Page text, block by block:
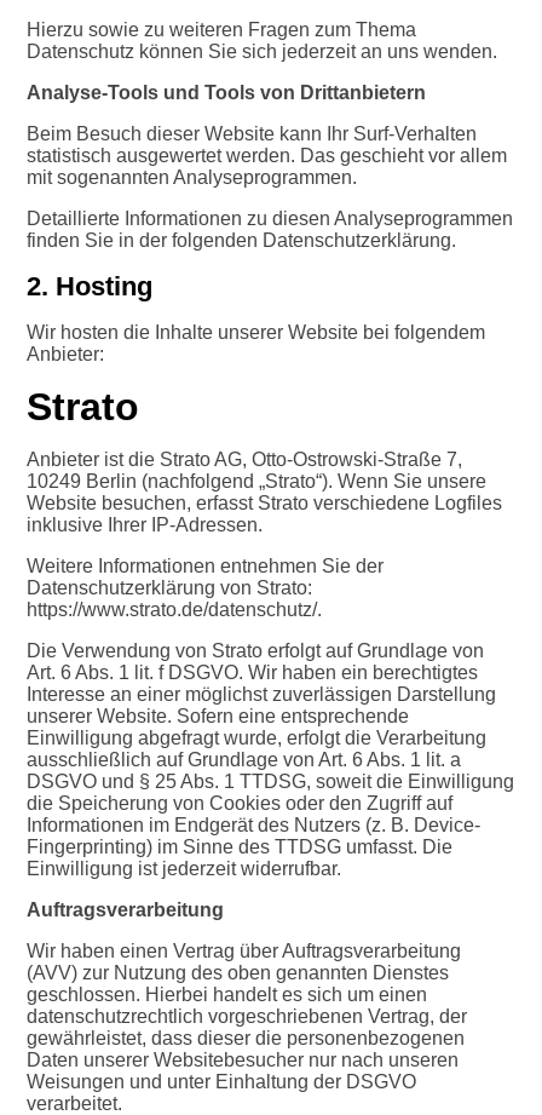
Hierzu sowie zu weiteren Fragen zum Thema
Datenschutz können Sie sich jederzeit an uns wenden.
Analyse-Tools und Tools von Drittanbietern
Beim Besuch dieser Website kann Ihr Surf-Verhalten
statistisch ausgewertet werden. Das geschieht vor allem
mit sogenannten Analyseprogrammen.
Detaillierte Informationen zu diesen Analyseprogrammen
finden Sie in der folgenden Datenschutzerklärung.
2. Hosting
Wir hosten die Inhalte unserer Website bei folgendem
Anbieter:
Strato
Anbieter ist die Strato AG, Otto-Ostrowski-Straße 7,
10249 Berlin (nachfolgend „Strato“). Wenn Sie unsere
Website besuchen, erfasst Strato verschiedene Logfiles
inklusive Ihrer IP-Adressen.
Weitere Informationen entnehmen Sie der
Datenschutzerklärung von Strato:
https://www.strato.de/datenschutz/.
Die Verwendung von Strato erfolgt auf Grundlage von
Art. 6 Abs. 1 lit. f DSGVO. Wir haben ein berechtigtes
Interesse an einer möglichst zuverlässigen Darstellung
unserer Website. Sofern eine entsprechende
Einwilligung abgefragt wurde, erfolgt die Verarbeitung
ausschließlich auf Grundlage von Art. 6 Abs. 1 lit. a
DSGVO und § 25 Abs. 1 TTDSG, soweit die Einwilligung
die Speicherung von Cookies oder den Zugriff auf
Informationen im Endgerät des Nutzers (z. B. Device-
Fingerprinting) im Sinne des TTDSG umfasst. Die
Einwilligung ist jederzeit widerrufbar.
Auftragsverarbeitung
Wir haben einen Vertrag über Auftragsverarbeitung
(AVV) zur Nutzung des oben genannten Dienstes
geschlossen. Hierbei handelt es sich um einen
datenschutzrechtlich vorgeschriebenen Vertrag, der
gewährleistet, dass dieser die personenbezogenen
Daten unserer Websitebesucher nur nach unseren
Weisungen und unter Einhaltung der DSGVO
verarbeitet.